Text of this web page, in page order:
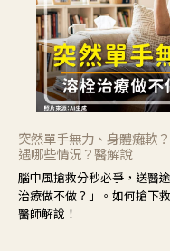
突然單手無力、身體癱軟
遇哪些情況？醫解說
腦中風搶救分秒必爭，送醫
治療做不做？」。如何搶下
醫師解說！